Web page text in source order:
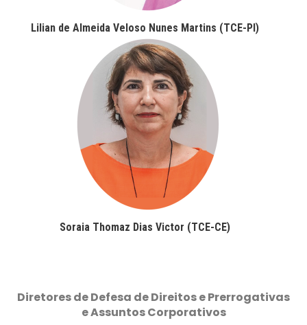
Lilian de Almeida Veloso Nunes Martins (TCE-PI)
Soraia Thomaz Dias Victor (TCE-CE)
Diretores de Defesa de Direitos e Prerrogativas
e Assuntos Corporativos